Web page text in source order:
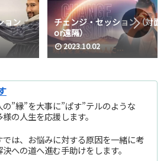
ョン
チェンジ・セッション（対面
or遠隔）
2023.10.02
の”縁”を大事に”ぱす”テルのような
の人生を応援します。
では、お悩みに対する原因を一緒に考
決への道へ進む手助けをします。